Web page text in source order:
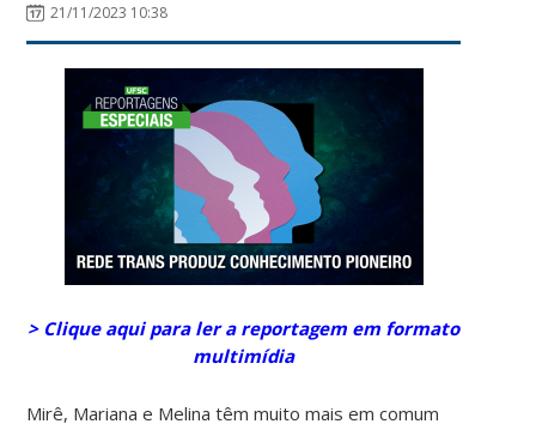
21/11/2023 10:38
> Clique aqui para ler a reportagem em formato
multimídia
Mirê, Mariana e Melina têm muito mais em comum